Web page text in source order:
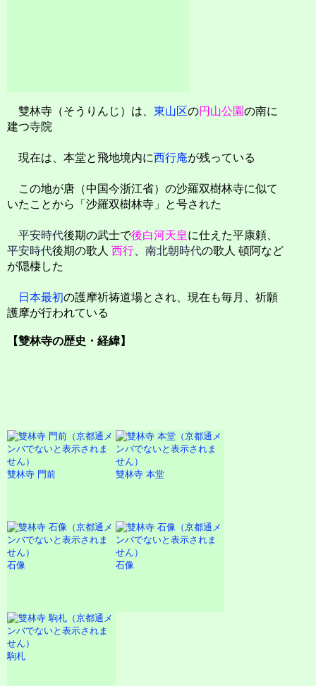
雙林寺（そうりんじ）は、 東山区の円山公園の南に
建つ寺院
現在は、本堂と飛地境内に西行庵が残っている
この地が唐（中国今浙江省）の沙羅双樹林寺に似て
いたことから「沙羅双樹林寺」と号された
平安時代後期の武士で後白河天皇に仕えた平康頼、
平安時代後期の歌人 西行 南北朝時代の歌人 頓阿など
が隠棲した
日本最初の護摩祈祷道場とされ、現在も毎月、祈願
護摩が行われている
【雙林寺の歴史・経緯】
雙林寺 門前 雙林寺 本堂
石像 石像
駒札